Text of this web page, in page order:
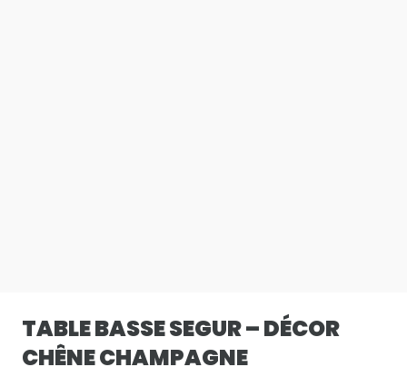
TABLE BASSE SEGUR – DÉCOR
CHÊNE CHAMPAGNE